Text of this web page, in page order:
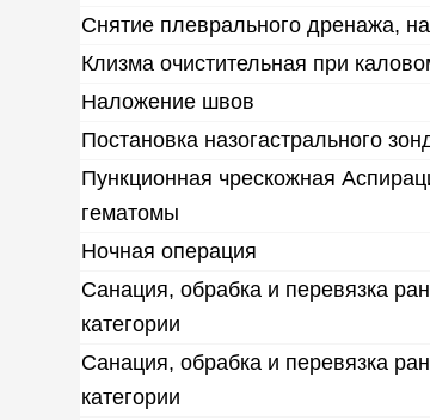
Снятие плеврального дренажа,
Клизма очистительная при
Наложение швов
Постановка назогастрального
Пункционная чрескожная
гематомы
Ночная операция
Санация, обрабка и перевязка
категории
Санация, обрабка и перевязка
категории